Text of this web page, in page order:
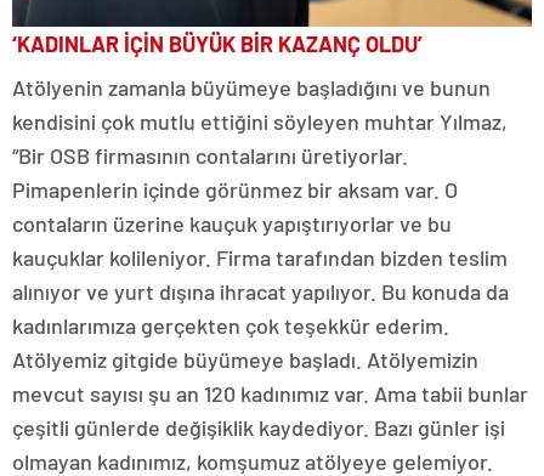
‘KADINLAR İÇİN BÜYÜK BİR KAZANÇ OLDU’
Atölyenin zamanla büyümeye başladığını ve bunun
kendisini çok mutlu ettiğini söyleyen muhtar Yılmaz,
“Bir OSB firmasının contalarını üretiyorlar.
Pimapenlerin içinde görünmez bir aksam var. O
contaların üzerine kauçuk yapıştırıyorlar ve bu
kauçuklar kolileniyor. Firma tarafından bizden teslim
alınıyor ve yurt dışına ihracat yapılıyor. Bu konuda da
kadınlarımıza gerçekten çok teşekkür ederim.
Atölyemiz gitgide büyümeye başladı. Atölyemizin
mevcut sayısı şu an 120 kadınımız var. Ama tabii bunlar
çeşitli günlerde değişiklik kaydediyor. Bazı günler işi
olmayan kadınımız, komşumuz atölyeye gelemiyor.